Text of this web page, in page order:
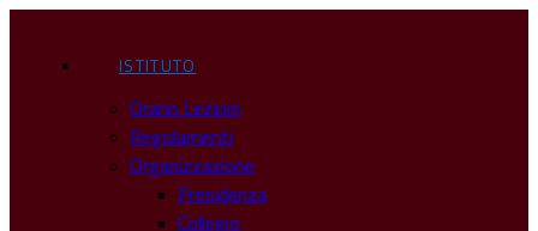
ISTITUTO
Orario Lezioni
Regolamenti
Organizzazione
Presidenza
Collegio